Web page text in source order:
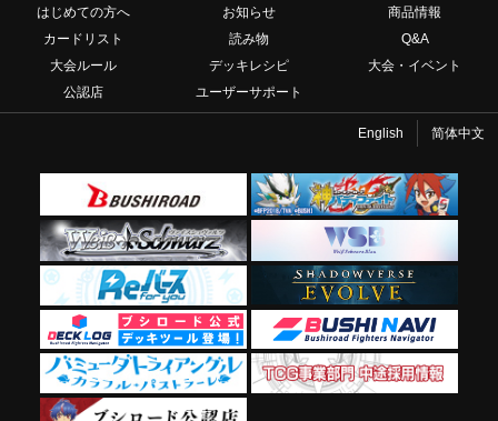
はじめての方へ お知らせ
商品情報
カードリスト
読み物
Q&A
大会ルール
デッキレシピ
大会・イベント
公認店
ユーザーサポート
English 简体中文